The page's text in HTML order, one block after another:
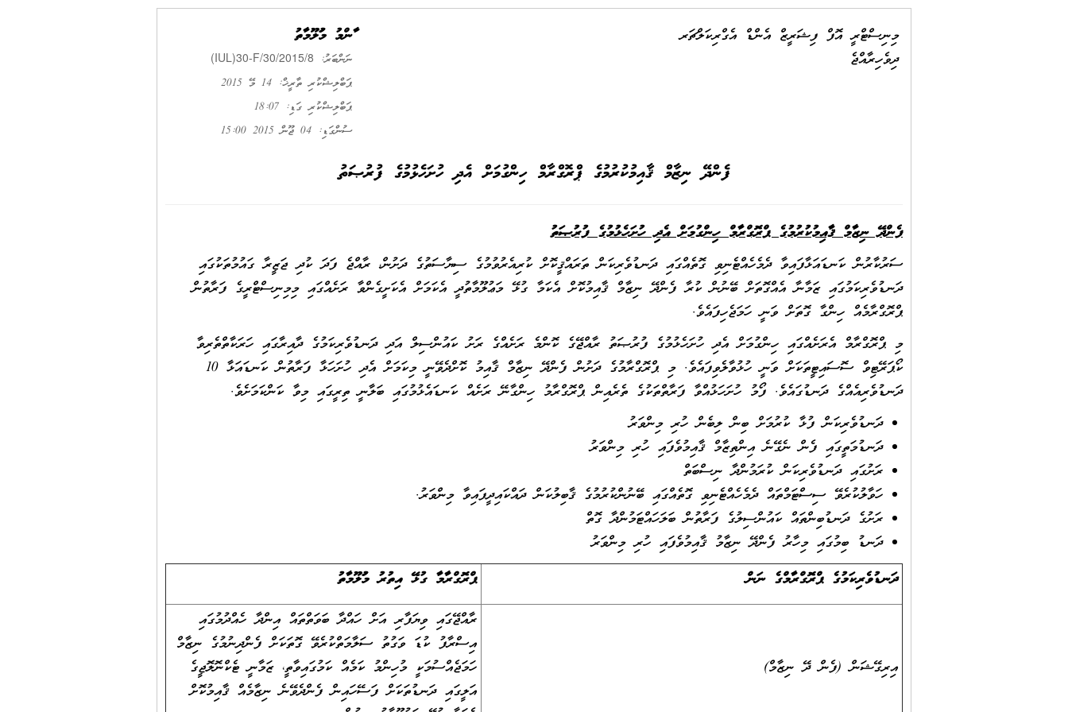
ޢާންމު މަޢުލޫމާތު
ނަންބަރު: (IUL)30-F/30/2015/8
ޕަބްލިޝްކުރި ތާރީޚް: 14 މޭ 2015
ޕަބްލިޝްކުރި ގަޑި: 18:07
ސުންގަޑި: 04 ޖޫން 2015 15:00
މިނިސްޓްރީ އޮފް ފިޝަރީޒް އެންޑް އެގްރިކަލްޗަރ
ދިވެހިރާއްޖެ
ފެންދޭ ނިޒާމް ޤާއިމުކުރުމުގެ ޕްރޮގްރާމް ހިންގުމަށް އެދި ހުށަހެޅުމުގެ ފުރުޞަތު
ފެންދޭ ނިޒާމް ޤާއިމުކުރުމުގެ ޕްރޮގްރާމް ހިންގުމަށް އެދި ހުށަހެޅުމުގެ ފުރުޞަތު
ސަރުކާރުން ކަނޑައަޅާފައިވާ ދެމެހެއްޓެނިވި ގޮތެއްގައި ދަނޑުވެރިކަން ތަރައްޤީކޮށް ކުރިއެރުވުމުގެ ސިޔާސަތުގެ ދަށުން، ރާއްޖެ ފަދަ ކުދި ޖަޒީރާ ގައުމުތަކުގައި
ދަނޑުވެރިކަމުގައި ޒަމާނާ އެއްގޮތަށް ބޭނުން ކުރާ ފެންދޭ ނިޒާމް ޤާއިމުކޮށް އެކަމާ ގުޅޭ މަޢުލޫމާތުދީ އެކަމަށް އެކަށީގެންވާ ރަށެއްގައި މިމިނިސްޓްރީގެ ފަރާތުން
ޕްރޮގްރާމެއް ހިންގާ ގޮތަށް ވަނީ ހަމަޖެހިފައެވެ.
މި ޕްރޮގްރާމް އެރަށެއްގައި ހިންގުމަށް އެދި ހުށަހެޅުމުގެ ފުރުޞަތު ރާއްޖޭގެ ކޮންމެ ރަށެއްގެ ރަށު ކައުންސިލް އަދި ދަނޑުވެރިކަމުގެ ދާއިރާގައި ހަރަކާތްތެރިވާ
ކޯޕަރޭޓިވް ސޮސައިޓީތަކަށް ވަނީ ހުޅުވާލެވިފައެވެ. މި ޕްރޮގްރާމުގެ ދަށުން ފެންދޭ ނިޒާމް ޤާއިމު ކޮށްދެވޭނީ މިކަމަށް އެދި ހުށަހަޅާ ފަރާތުން ކަނޑައަޅާ 10
ދަނޑުވެރިއެއްގެ ދަނޑުގައެވެ. ފޯމު ހުށަހަޅުއްވާ ފަރާތްތަކުގެ ތެރެއިން ޕްރޮގްރާމު ހިންގާނޭ ރަށެއް ކަނޑައެޅުމުގައި ބަލާނީ ތިރީގައި މިވާ ކަންކަމަށެވެ.
ދަނޑުވެރިކަން ފުޅާ ކުރުމަށް ބިން ލިބެން ހުރި މިންވަރު
ދަނޑުމަތީގައި ފެން ނެގޭނެ އިންތިޒާމް ޤާއިމުވެފައި ހުރި މިންވަރު
ރަށުގައި ދަނޑުވެރިކަން ކުރަމުންދާ ނިސްބަތް
ހަވާލުކުރެވޭ ސިސްޓަމްތައް ދެމެހެއްޓެނިވި ގޮތެއްގައި ބޭނުންކުރުމުގެ ޤާބިލުކަން ދައްކައިދީފައިވާ މިންވަރު.
ރަށުގެ ދަނޑުބިންތައް ކައުންސިލުގެ ފަރާތުން ބަލަހައްޓަމުންދާ ގޮތް
ދަނޑު ބިމުގައި މިހާރު ފެންދޭ ނިޒާމު ޤާއިމުވެފައި ހުރި މިންވަރު
ޕްރޮގްރާމާ ގުޅޭ އިތުރު މަޢުލޫމާތު
ދަނޑުވެރިކަމުގެ ޕްރޮގްރާމްގެ ނަން
ރާއްޖޭގައި ވިޔަފާރި އަށް ހައްދާ ބަވަތްތައް އިންދާ ހެއްދުމުގައި
އިސްރާފު ކުޑަ ވަގުތު ސަލާމަތްކުރެވޭ ގޮތަކަށް ފެންދިނުމުގެ ނިޒާމް
ހަމަޖެއްސުމަކީ މުހިންމު ކަމެއް ކަމުގައިވާތީ، ޒަމާނީ ޓެކްނޮލޮޖީގެ
އަލީގައި ދަނޑުތަކަށް ފަސޭހައިން ފެންދެވޭނެ ނިޒާމެއް ޤާއިމުކޮށް
އިރިގޭޝަން (ފެން ދޭ ނިޒާމް)